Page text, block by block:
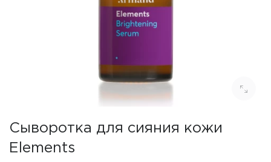
Сыворотка для сияния кожи
Elements